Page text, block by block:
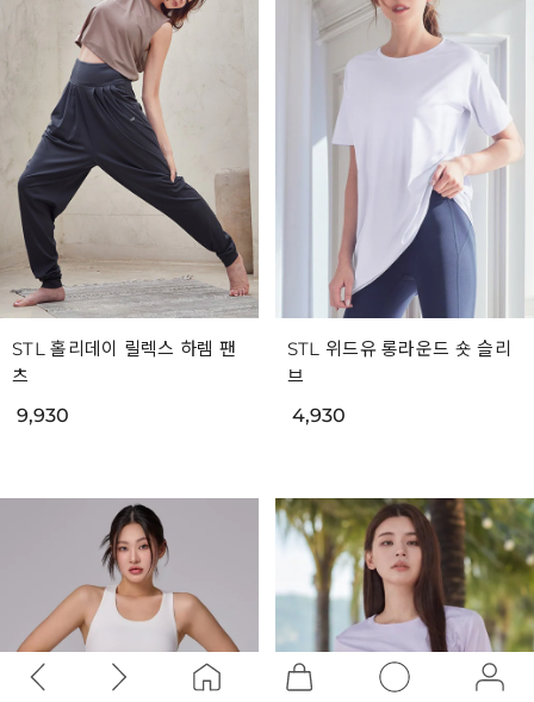
STL 홀리데이 릴렉스 하렘 팬
츠
9,930
STL 위드유 롱라운드 숏 슬리
브
4,930